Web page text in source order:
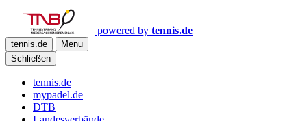
powered by tennis.de
tennis.de
Menu
Schließen
tennis.de
mypadel.de
DTB